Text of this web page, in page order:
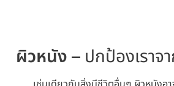
ผิวหนัง – ปกป้องเราจ